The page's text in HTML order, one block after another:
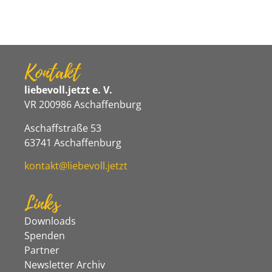
Kontakt
liebevoll.jetzt e. V.
VR 200986 Aschaffenburg
Aschaffstraße 53
63741 Aschaffenburg
kontakt@liebevoll.jetzt
Links
Downloads
Spenden
Partner
Newsletter Archiv